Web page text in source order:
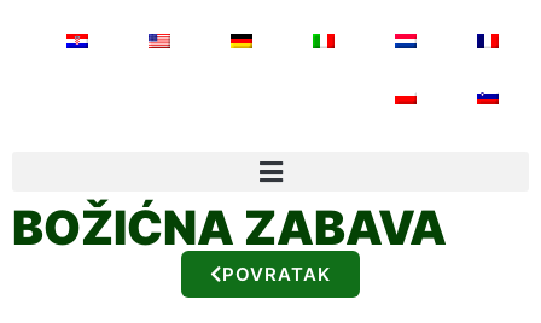
BOŽIĆNA ZABAVA
POVRATAK